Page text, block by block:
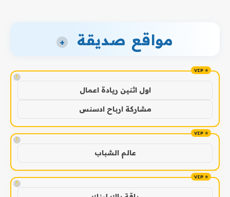
مواقع صديقة +
!
اول اثنين ريادة اعمال
مشاركة ارباح ادسنس
!
عالم الشباب
!